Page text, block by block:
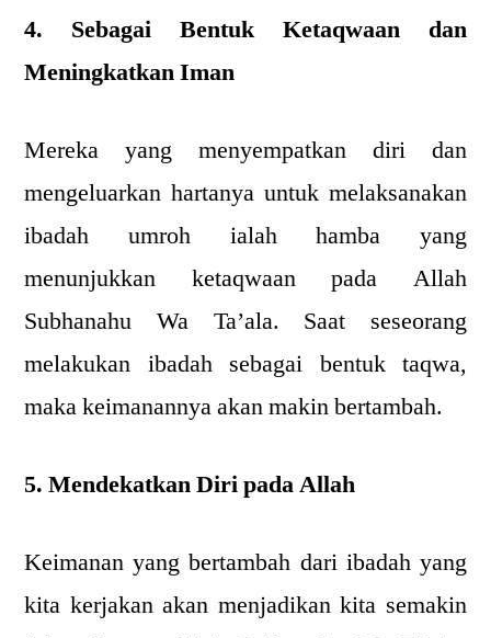
4. Sebagai Bentuk Ketaqwaan dan
Meningkatkan Iman
Mereka yang menyempatkan diri dan
mengeluarkan hartanya untuk melaksanakan
ibadah umroh ialah hamba yang
menunjukkan ketaqwaan pada Allah
Subhanahu Wa Ta’ala. Saat seseorang
melakukan ibadah sebagai bentuk taqwa,
maka keimanannya akan makin bertambah.
5. Mendekatkan Diri pada Allah
Keimanan yang bertambah dari ibadah yang
kita kerjakan akan menjadikan kita semakin